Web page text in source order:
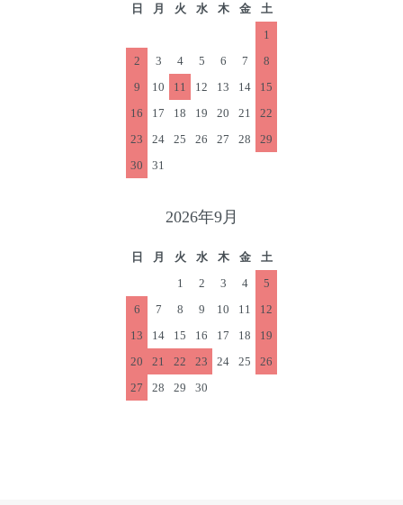
日 月 火 水 木 金
土
1
2
3 4 5 6 7
8
9
10 11 12 13 14
15
16
17 18 19 20 21
22
23
24 25 26 27 28
29
30
31
2026年9月
日 月 火 水 木 金
土
1
2 3 4
5
6
7 8 9 10 11
12
13
14 15 16 17 18
19
20
21 22 23 24 25
26
27
28 29 30